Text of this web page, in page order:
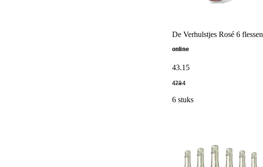
De Verhulstjes Rosé 6 flessen
online
43.15
47.94
6 stuks